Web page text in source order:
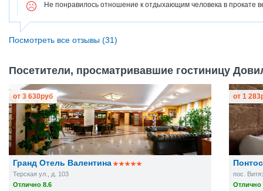
Не понравилось отношение к отдыхающим человека в прокате
Посмотреть все отзывы (31)
Посетители, просматривавшие гостиницу
Гранд Отель Валентина
Терская ул., д. 103
Отлично 8.6
от 3 630руб
Понтос
пос.
Отлично
от 1 283